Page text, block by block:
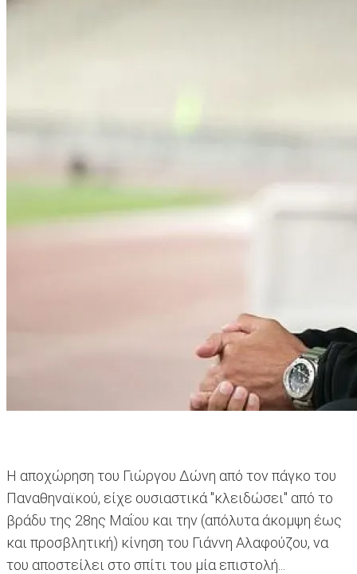
H αποχώρηση του Γιώργου Δώνη από τον πάγκο του
Παναθηναϊκού, είχε ουσιαστικά "κλειδώσει" από το
βράδυ της 28ης Μαΐου και την (απόλυτα άκομψη έως
και προσβλητική) κίνηση του Γιάννη Αλαφούζου, να
του αποστείλει στο σπίτι του μία επιστολή...